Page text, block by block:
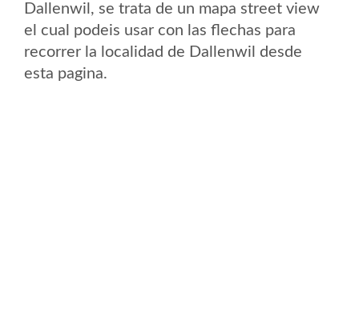
Dallenwil, se trata de un mapa street view
el cual podeis usar con las flechas para
recorrer la localidad de Dallenwil desde
esta pagina.